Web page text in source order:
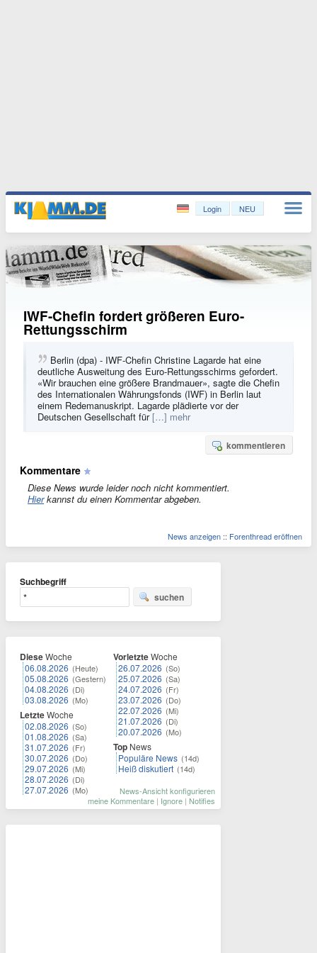
Login NEU
IWF-Chefin fordert größeren Euro-
Rettungsschirm
Berlin (dpa) - IWF-Chefin Christine Lagarde hat eine
deutliche Ausweitung des Euro-Rettungsschirms gefordert.
«Wir brauchen eine größere Brandmauer», sagte die Chefin
des Internationalen Währungsfonds (IWF) in Berlin laut
einem Redemanuskript. Lagarde plädierte vor der
Deutschen Gesellschaft für […] mehr
kommentieren
Kommentare
Diese News wurde leider noch nicht kommentiert.
Hierkannst du einen Kommentar abgeben.
News anzeigen :: Forenthread eröffnen
Suchbegriff
suchen
DieseWoche
06.08.2026 (Heute)
05.08.2026 (Gestern)
04.08.2026 (Di)
03.08.2026 (Mo)
LetzteWoche
02.08.2026 (So)
01.08.2026 (Sa)
31.07.2026 (Fr)
30.07.2026 (Do)
29.07.2026 (Mi)
28.07.2026 (Di)
27.07.2026 (Mo)
VorletzteWoche
26.07.2026 (So)
25.07.2026 (Sa)
24.07.2026 (Fr)
23.07.2026 (Do)
22.07.2026 (Mi)
21.07.2026 (Di)
20.07.2026 (Mo)
Top News
Populäre News (14d)
Heiß diskutiert (14d)
News-Ansicht konfigurieren
meine Kommentare | Ignore | Notifies